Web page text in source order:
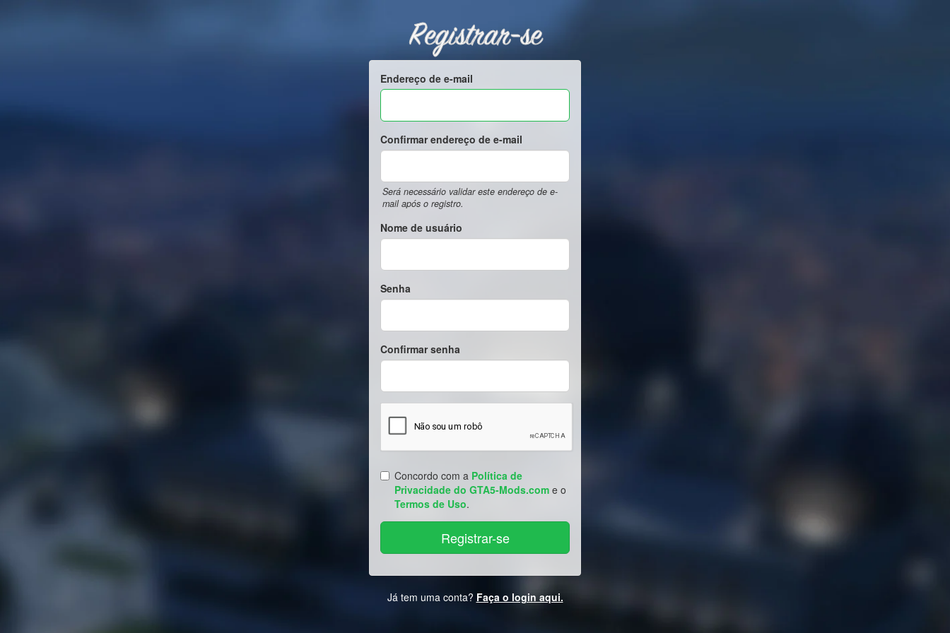
Registrar-se
Endereço de e-mail
Confirmar endereço de e-mail
Será necessário validar este endereço de e-
mail após o registro.
Nome de usuário
Senha
Confirmar senha
Concordo com a Política de
Privacidade do GTA5-Mods.com e o
Termos de Uso.
Já tem uma conta? Faça o login aqui.